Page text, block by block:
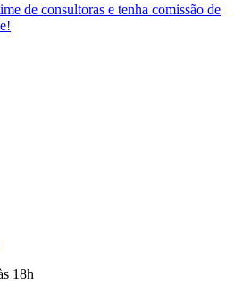
de consultoras e tenha comissão de
18h